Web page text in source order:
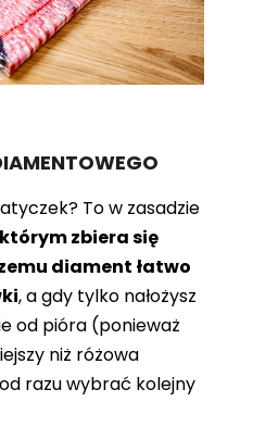
To w zasadzie
zbiera się
diament łatwo
, a gdy tylko nałożysz
od pióra (ponieważ
niż różowa
razu wybrać kolejny